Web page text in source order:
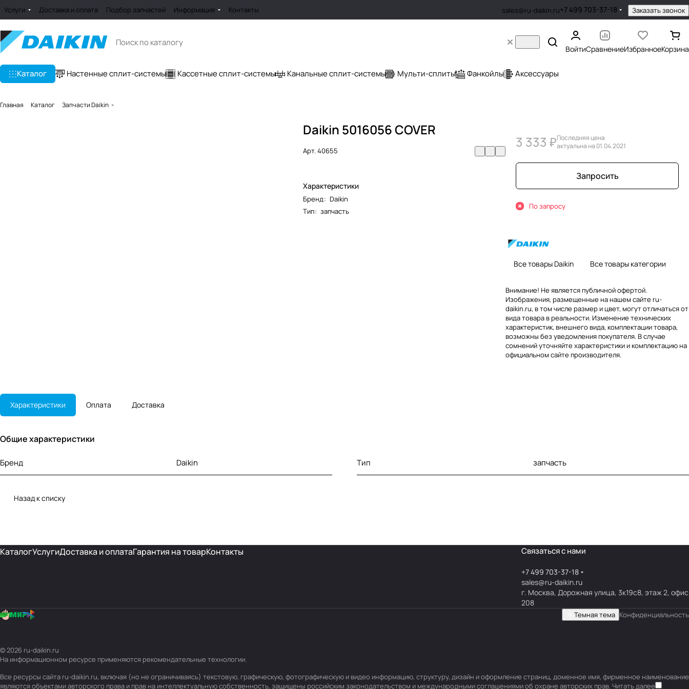
Услуги Доставка и оплата Подбор запчастей Информация Контакты sales@ru-daikin.ru+7 499 703-37-18 Заказать звонок
ВойтиСравнениеИзбранноеКорзина
Каталог Настенные сплит-системы Кассетные сплит-системы Канальные сплит-системы Мульти-сплиты Фанкойлы Аксессуары
Главная Каталог Запчасти Daikin
Daikin 5016056 COVER
Арт.40655
Характеристики
Бренд: Daikin
Тип: запчасть
3 333 ₽Последняя цена
актуальна на 01.04.2021
Запросить
По запросу
Все товары Daikin Все товары категории
Внимание! Не является публичной офертой.
Изображения, размещенные на нашем сайте ru-
daikin.ru, в том числе размер и цвет, могут отличаться от
вида товара в реальности. Изменение технических
характеристик, внешнего вида, комплектации товара,
возможны без уведомления покупателя. В случае
сомнений уточняйте характеристики и комплектацию на
официальном сайте производителя.
Характеристики Оплата Доставка
Общие характеристики
Бренд Daikin Тип запчасть
Назад к списку
КаталогУслугиДоставка и оплатаГарантия на товарКонтакты Связаться с нами
+7 499 703-37-18
sales@ru-daikin.ru
г. Москва, Дорожная улица, 3к19с8, этаж 2, офис
208
Темная тема Конфиденциальность
© 2026 ru-daikin.ru
На информационном ресурсе применяются рекомендательные технологии.
Все ресурсы сайта ru-daikin.ru, включая (но не ограничиваясь) текстовую, графическую, фотографическую и видео информацию, структуру, дизайн и оформление страниц, доменное имя, фирменное наименование
являются объектами авторского права и прав на интеллектуальную собственность, защищены российским законодательством и международными соглашениями об охране авторских прав. Читать далее